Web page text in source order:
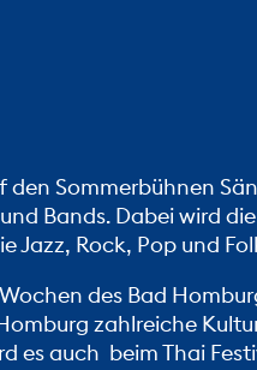
den Sommerbühnen
Bands. Dabei wird
Jazz, Rock, Pop und
des Bad
zahlreiche
es auch beimThai